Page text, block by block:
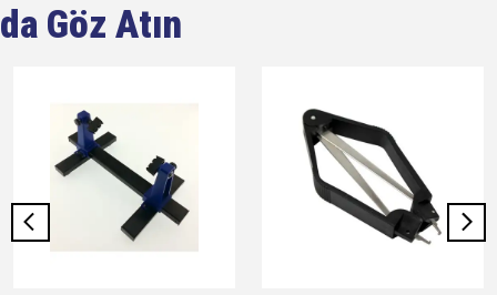
da Göz Atın